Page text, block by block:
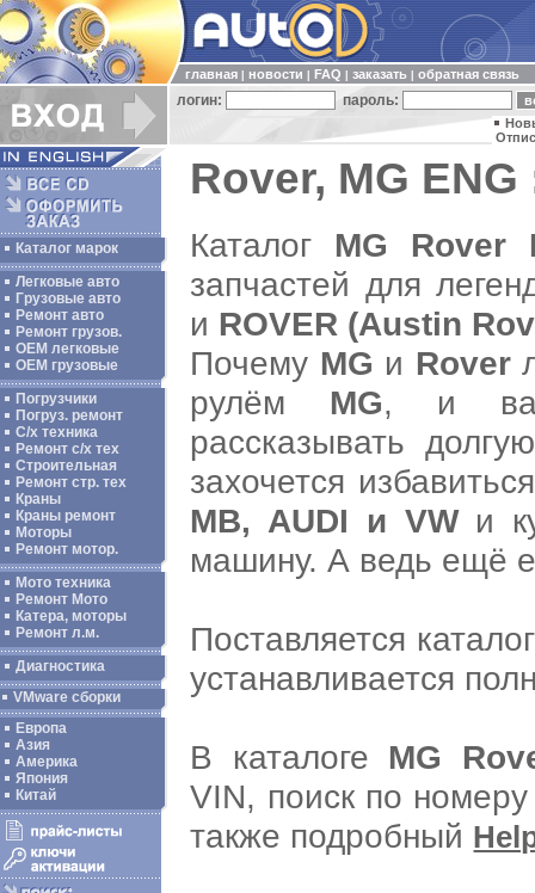
главная новости FAQ заказать обратная связь
логин: пароль:
Каталог марок
Легковые авто
Грузовые авто
Ремонт авто
Ремонт грузов.
ОЕМ легковые
OEM грузовые
Погрузчики
Погруз. ремонт
С/х техника
Ремонт с/х тех
Строительная
Ремонт стр. тех
Краны
Краны ремонт
Моторы
Ремонт мотор.
Мото техника
Ремонт Мото
Катера, моторы
Ремонт л.м.
Диагностика
VMware сборки
Европа
Азия
Америка
Япония
Китай
Rover, MG ENG
Каталог MG Rover
запчастей для
и ROVER (Austin
Почему MG и Rover
рулём MG, и
рассказывать
захочется
MB, AUDI и VWи
машину. А ведь ещё
Поставляется
устанавливается
В каталоге MG
VIN, поиск по
также подробный